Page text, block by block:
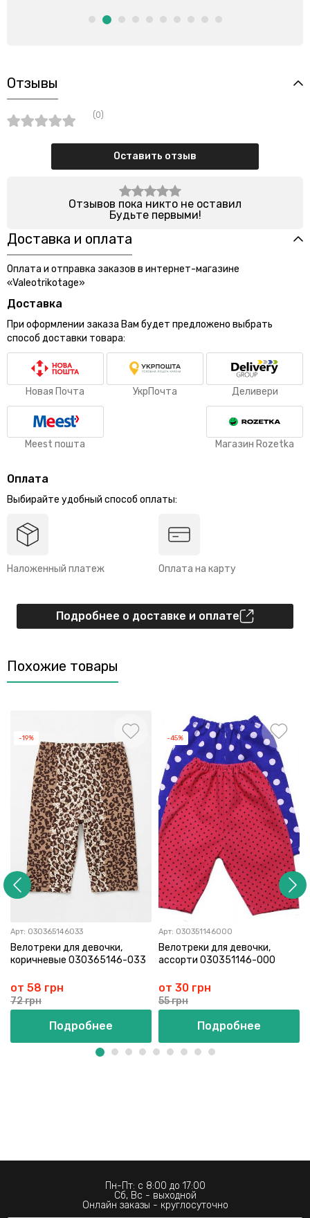
Отзывы
(0)
Оставить отзыв
Отзывов пока никто не оставил
Будьте первыми!
Доставка и оплата
Оплата и отправка заказов в интернет-магазине
«Valeotrikotage»
Доставка
При оформлении заказа Вам будет предложено выбрать
способ доставки товара:
Новая Почта УкрПочта Деливери
Meest пошта Магазин Rozetka
Оплата
Выбирайте удобный способ оплаты:
Наложенный платеж Оплата на карту
Подробнее о доставке и оплате
Похожие товары
-19%
Арт: 030365146033
Велотреки для девочки,
коричневые 030365146-033
от 58 грн
72 грн
Подробнее
-45%
Арт: 030351146000
Велотреки для девочки,
ассорти 030351146-000
от 30 грн
55 грн
Подробнее
Пн-Пт: с 8:00 до 17:00
Сб, Вс - выходной
Онлайн заказы - круглосуточно